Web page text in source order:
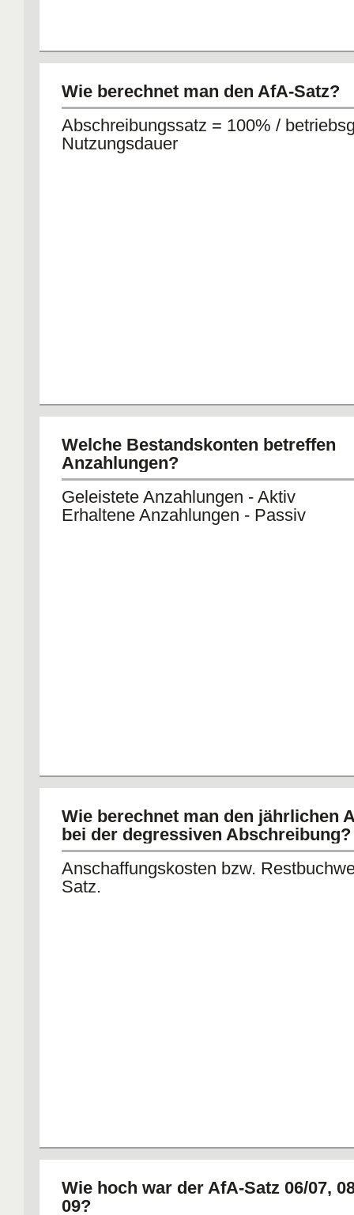
Wie berechnet man den AfA-Satz?
Abschreibungssatz = 100% /
Nutzungsdauer
Welche Bestandskonten betreffen
Anzahlungen?
Geleistete Anzahlungen - Aktiv
Erhaltene Anzahlungen - Passiv
Wie berechnet man den jährlichen
bei der degressiven Abschreibung?
Anschaffungskosten bzw.
Satz.
Wie hoch war der AfA-Satz 06/07,
09?